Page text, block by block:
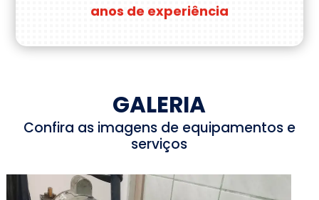
anos de experiência
GALERIA
Confira as imagens de equipamentos e
serviços